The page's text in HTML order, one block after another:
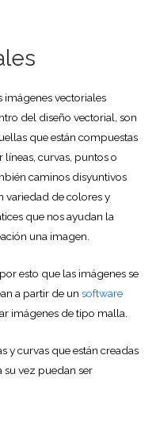
imágenes vectoriales
del diseño vectorial, son
que están compuestas
líneas, curvas, puntos o
caminos disyuntivos
variedad de colores y
que nos ayudan la
una imagen.
esto que las imágenes se
a partir de un software
imágenes de tipo malla.
y curvas que están creadas
su vez puedan ser